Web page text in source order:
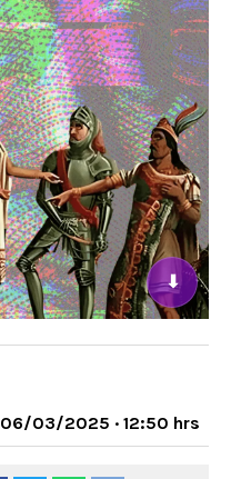
⬇
06/03/2025 · 12:50 hrs